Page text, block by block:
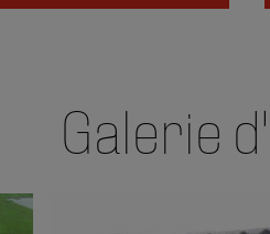
Galerie